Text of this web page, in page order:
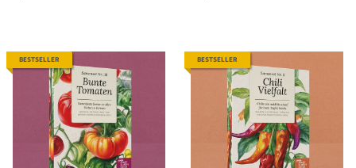
BESTSELLER BESTSELLER